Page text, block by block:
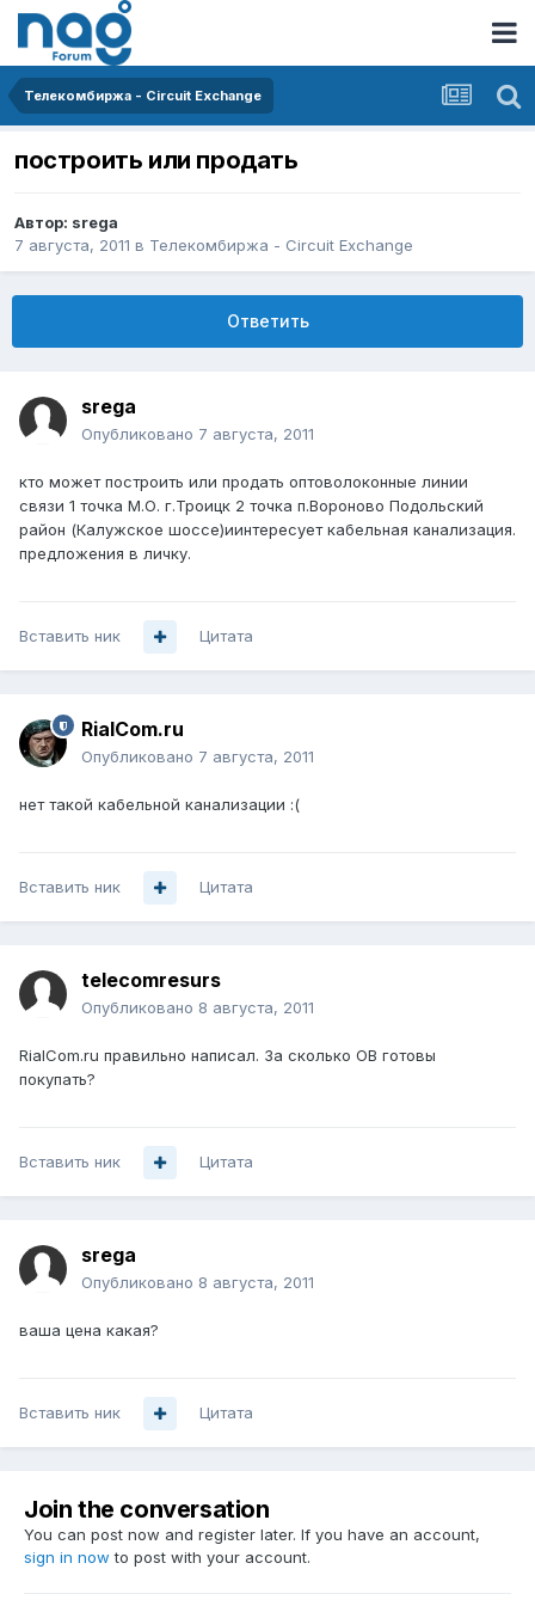
Телекомбиржа - Circuit Exchange
построить или продать
Автор: srega
7 августа, 2011 в Телекомбиржа - Circuit Exchange
Ответить
srega
Опубликовано 7 августа, 2011
кто может построить или продать оптоволоконные линии
связи 1 точка М.О. г.Троицк 2 точка п.Вороново Подольский
район (Калужское шоссе)иинтересует кабельная канализация.
предложения в личку.
Вставить ник Цитата
RialCom.ru
Опубликовано 7 августа, 2011
нет такой кабельной канализации :(
Вставить ник Цитата
telecomresurs
Опубликовано 8 августа, 2011
RialCom.ru правильно написал. За сколько ОВ готовы
покупать?
Вставить ник Цитата
srega
Опубликовано 8 августа, 2011
ваша цена какая?
Вставить ник Цитата
Join the conversation
You can post now and register later. If you have an account,
sign in now to post with your account.